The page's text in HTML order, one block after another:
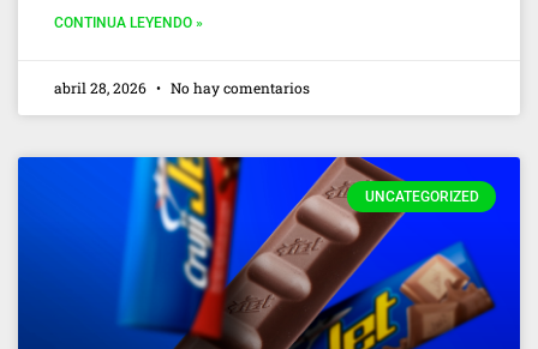
CONTINUA LEYENDO »
abril 28, 2026 No hay comentarios
UNCATEGORIZED